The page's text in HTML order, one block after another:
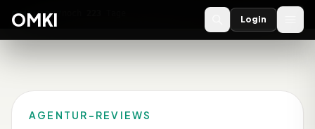
OMKI 2027
OMKI Login
AGENTUR-REVIEWS